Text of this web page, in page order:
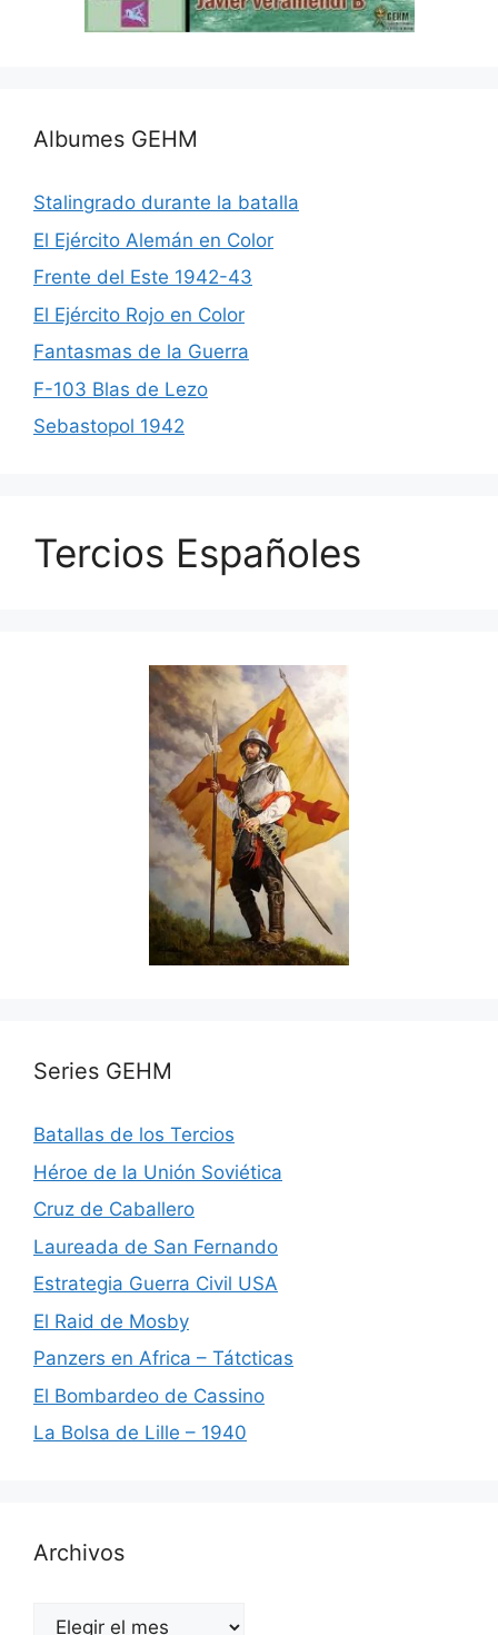
Albumes GEHM
Stalingrado durante la batalla
El Ejército Alemán en Color
Frente del Este 1942-43
El Ejército Rojo en Color
Fantasmas de la Guerra
F-103 Blas de Lezo
Sebastopol 1942
Tercios Españoles
Series GEHM
Batallas de los Tercios
Héroe de la Unión Soviética
Cruz de Caballero
Laureada de San Fernando
Estrategia Guerra Civil USA
El Raid de Mosby
Panzers en Africa – Tátcticas
El Bombardeo de Cassino
La Bolsa de Lille – 1940
Archivos
Archivos